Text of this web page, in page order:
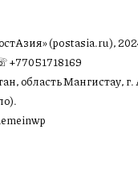
(postasia.ru),
+77051718169
область Мангистау, г.